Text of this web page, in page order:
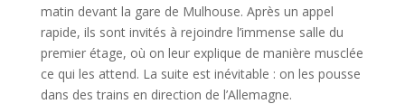
matin devant la gare de Mulhouse. Après un appel
rapide, ils sont invités à rejoindre l’immense salle du
premier étage, où on leur explique de manière musclée
ce qui les attend. La suite est inévitable : on les pousse
dans des trains en direction de l’Allemagne.